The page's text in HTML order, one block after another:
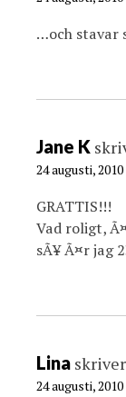
…och stavar
Jane K
24 augusti,
GRATTIS!!!
Vad roligt,
sÃ¥ Ã¤r jag
Lina
24 augusti,